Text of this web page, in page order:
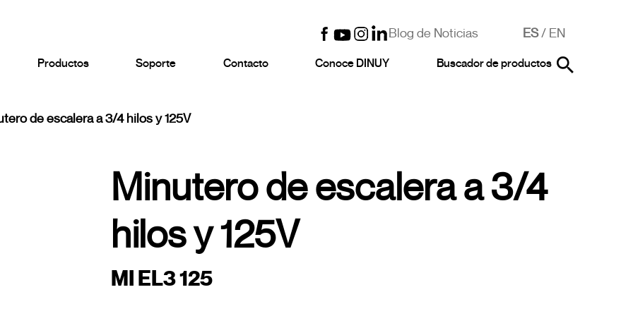
Blog de Noticias ES/ EN
Productos Soporte Contacto Conoce DINUY Buscador de productos
de escalera a 3/4 hilos y 125V
Minutero de escalera a 3/4
hilos y 125V
MI EL3 125